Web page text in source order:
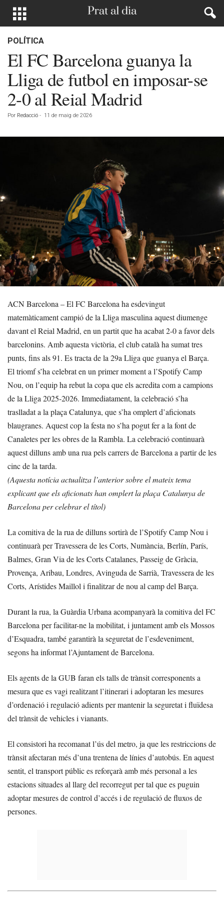
POLÍTICA
El FC Barcelona guanya la
Lliga de futbol en imposar-se
2-0 al Reial Madrid
Por Redacció - 11 de maig de 2026
ACN Barcelona – El FC Barcelona ha esdevingut
matemàticament campió de la Lliga masculina aquest diumenge
davant el Reial Madrid, en un partit que ha acabat 2-0 a favor dels
barcelonins. Amb aquesta victòria, el club català ha sumat tres
punts, fins als 91. Es tracta de la 29a Lliga que guanya el Barça.
El triomf s’ha celebrat en un primer moment a l’Spotify Camp
Nou, on l’equip ha rebut la copa que els acredita com a campions
de la Lliga 2025-2026. Immediatament, la celebració s’ha
traslladat a la plaça Catalunya, que s’ha omplert d’aficionats
blaugranes. Aquest cop la festa no s’ha pogut fer a la font de
Canaletes per les obres de la Rambla. La celebració continuarà
aquest dilluns amb una rua pels carrers de Barcelona a partir de les
cinc de la tarda.
(Aquesta notícia actualitza l’anterior sobre el mateix tema
explicant que els aficionats han omplert la plaça Catalunya de
Barcelona per celebrar el títol)
La comitiva de la rua de dilluns sortirà de l’Spotify Camp Nou i
continuarà per Travessera de les Corts, Numància, Berlín, París,
Balmes, Gran Via de les Corts Catalanes, Passeig de Gràcia,
Provença, Aribau, Londres, Avinguda de Sarrià, Travessera de les
Corts, Arístides Maillol i finalitzar de nou al camp del Barça.
Durant la rua, la Guàrdia Urbana acompanyarà la comitiva del FC
Barcelona per facilitar-ne la mobilitat, i juntament amb els Mossos
d’Esquadra, també garantirà la seguretat de l’esdeveniment,
segons ha informat l’Ajuntament de Barcelona.
Els agents de la GUB faran els talls de trànsit corresponents a
mesura que es vagi realitzant l’itinerari i adoptaran les mesures
d’ordenació i regulació adients per mantenir la seguretat i fluïdesa
del trànsit de vehicles i vianants.
El consistori ha recomanat l’ús del metro, ja que les restriccions de
trànsit afectaran més d’una trentena de línies d’autobús. En aquest
sentit, el transport públic es reforçarà amb més personal a les
estacions situades al llarg del recorregut per tal que es puguin
adoptar mesures de control d’accés i de regulació de fluxos de
persones.